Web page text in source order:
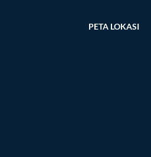
PETA LOKASI